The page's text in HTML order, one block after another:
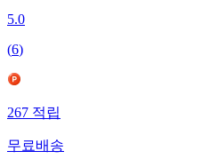
5.0
(6)
267적립
무료배송